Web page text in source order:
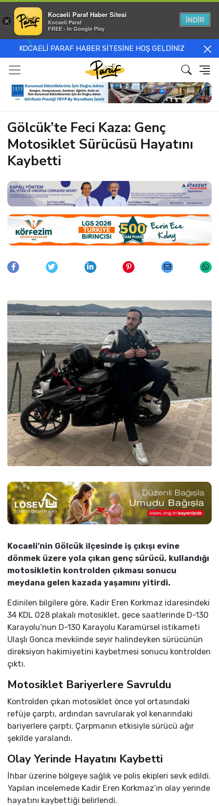
KOCAELİ PARAF HABER SİTESİNE HOŞ GELDİNİZ
Gölcük’te Feci Kaza: Genç
Motosiklet Sürücüsü Hayatını
Kaybetti
Kocaeli’nin Gölcük ilçesinde iş çıkışı evine
dönmek üzere yola çıkan genç sürücü, kullandığı
motosikletin kontrolden çıkması sonucu
meydana gelen kazada yaşamını yitirdi.
Edinilen bilgilere göre, Kadir Eren Korkmaz idaresindeki
34 KDL 028 plakalı motosiklet, gece saatlerinde D-130
Karayolu’nun D-130 Karayolu Karamürsel istikameti
Ulaşlı Gonca mevkiinde seyir halindeyken sürücünün
direksiyon hakimiyetini kaybetmesi sonucu kontrolden
çıktı.
Motosiklet Bariyerlere Savruldu
Kontrolden çıkan motosiklet önce yol ortasındaki
refüje çarptı, ardından savrularak yol kenarındaki
bariyerlere çarptı. Çarpmanın etkisiyle sürücü ağır
şekilde yaralandı.
Olay Yerinde Hayatını Kaybetti
İhbar üzerine bölgeye sağlık ve polis ekipleri sevk edildi.
Yapılan incelemede Kadir Eren Korkmaz’ın olay yerinde
hayatını kaybettiği belirlendi.
×
Kocaeli Paraf Haber Sitesi
Kocaeli Paraf
FREE - In Google Play
İNDİR